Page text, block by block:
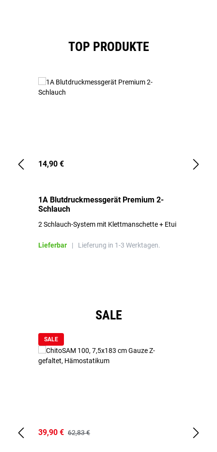
TOP PRODUKTE
14,90 €
1A Blutdruckmessgerät Premium 2-
Schlauch
2 Schlauch-System mit Klettmanschette + Etui
Lieferbar | Lieferung in 1-3 Werktagen.
SALE
SALE
39,90 € 62,83 €